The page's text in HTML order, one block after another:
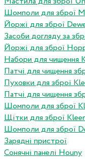
Шомполи для зброї
Йоржі для зброї
Засоби догляду за
Йоржі для зброї
Набори для чищення
Патчі для чищення
Пуховки для зброї
Патчі для чищення
Шомполи для зброї
Щітки для зброї
Шомполи для зброї
Зарядні пристрої
Сонячні панелі Houny